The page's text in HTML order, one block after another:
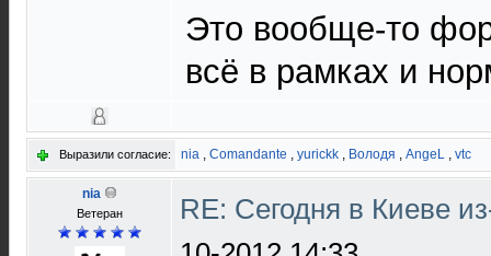
Это вообще-то
всё в рамках и
Выразили согласие: nia , Comandante , yurickk , Володя , AngeL , vtc
nia
Ветеран
RE: Сегодня в Киеве